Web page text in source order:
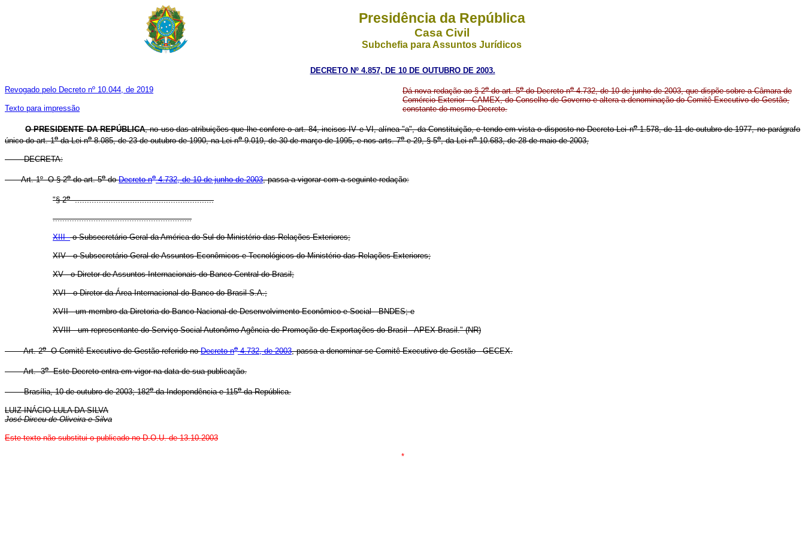
Presidência da República
Casa Civil
Subchefia para Assuntos Jurídicos
DECRETO Nº 4.857, DE 10 DE OUTUBRO DE 2003.
Revogado pelo Decreto nº 10.044, de 2019
Texto para impressão
Dá nova redação ao § 2odo art. 5odo Decreto no4.732, de 10 de junho de 2003, que dispõe sobre a Câmara de
Comércio Exterior - CAMEX, do Conselho de Governo e altera a denominação do Comitê Executivo de Gestão,
constante do mesmo Decreto.
O PRESIDENTE DA REPÚBLICA, no uso das atribuições que lhe confere o art. 84, incisos IV e VI, alínea "a", da Constituição, e tendo em vista o disposto no Decreto-Lei no1.578, de 11 de outubro de 1977, no parágrafo
único do art. 1oda Lei no8.085, de 23 de outubro de 1990, na Lei no9.019, de 30 de março de 1995, e nos arts. 7oe 29, § 5o, da Lei no10.683, de 28 de maio de 2003,
DECRETA:
Art. 1º O § 2odo art. 5odoDecreto no4.732, de 10 de junho de 2003, passa a vigorar com a seguinte redação:
"§ 2o..........................................................
..........................................................
XIII -o Subsecretário-Geral da América do Sul do Ministério das Relações Exteriores;
XIV - o Subsecretário-Geral de Assuntos Econômicos e Tecnológicos do Ministério das Relações Exteriores;
XV - o Diretor de Assuntos Internacionais do Banco Central do Brasil;
XVI - o Diretor da Área Internacional do Banco do Brasil S.A.;
XVII - um membro da Diretoria do Banco Nacional de Desenvolvimento Econômico e Social - BNDES; e
XVIII - um representante do Serviço Social Autonômo Agência de Promoção de Exportações do Brasil - APEX-Brasil." (NR)
Art. 2oO Comitê Executivo de Gestão referido noDecreto no4.732, de 2003, passa a denominar-se Comitê Executivo de Gestão - GECEX.
Art. 3oEste Decreto entra em vigor na data de sua publicação.
Brasília, 10 de outubro de 2003; 182oda Independência e 115oda República.
LUIZ INÁCIO LULA DA SILVA
José Dirceu de Oliveira e Silva
Este texto não substitui o publicado no D.O.U. de 13.10.2003
*